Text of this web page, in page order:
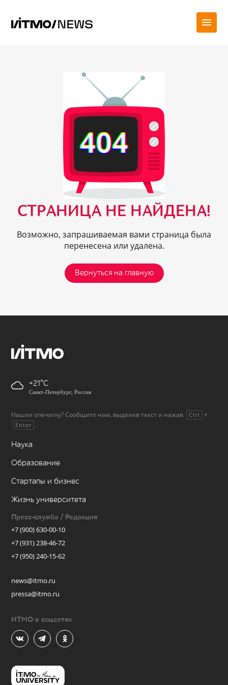
СТРАНИЦА НЕ НАЙДЕНА!
Возможно, запрашиваемая вами страница была
перенесена или удалена.
Вернуться на главную
+21
Санкт-Петербург, Россия
Нашли опечатку? Сообщите нам, выделив текст и нажав Ctrl +
Enter .
Наука
Образование
Стартапы и бизнес
Жизнь университета
Пресс-служба / Редакция
+7 (900) 630-00-10
+7 (931) 238-46-72
+7 (950) 240-15-62
news@itmo.ru
pressa@itmo.ru
ИТМО в соцсетях